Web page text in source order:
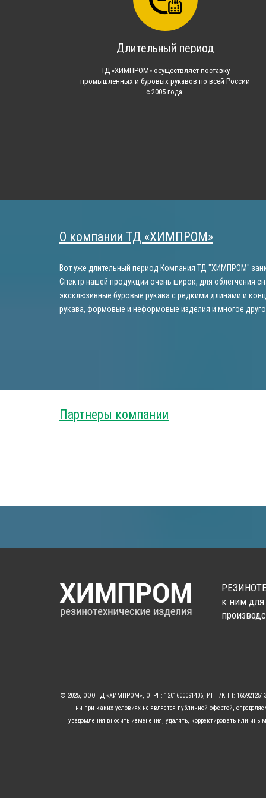
Длительный период
ТД «ХИМПРОМ» осуществляет поставку
промышленных и буровых рукавов по всей России
с 2005 года.
О компании ТД «ХИМПРОМ»
Вот уже длительный период Компания ТД "ХИМПРОМ"
Спектр нашей продукции очень широк, для облегчения
эксклюзивные буровые рукава с редкими длинами и
рукава, формовые и неформовые изделия и многое
Партнеры компании
к ним для
© 2025, ООО ТД «ХИМПРОМ», ОГРН: 1201600091406, ИНН/КПП:
ни при каких условиях не является публичной офертой,
уведомления вносить изменения, удалять, корректировать или